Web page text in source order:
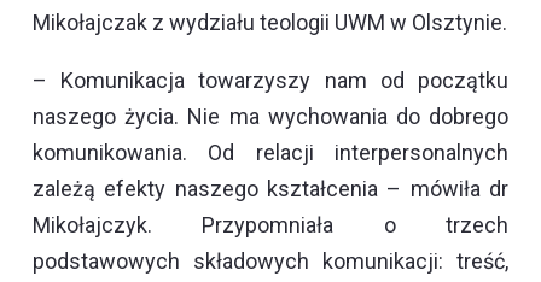
Mikołajczak z wydziału teologii UWM w Olsztynie.
– Komunikacja towarzyszy nam od początku
naszego życia. Nie ma wychowania do dobrego
komunikowania. Od relacji interpersonalnych
zależą efekty naszego kształcenia – mówiła dr
Mikołajczyk. Przypomniała o trzech
podstawowych składowych komunikacji: treść,